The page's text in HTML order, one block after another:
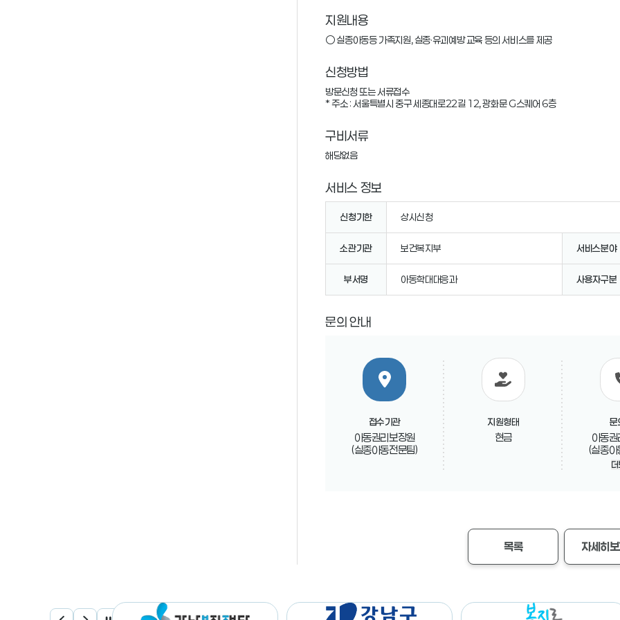
지원내용
○ 실종아동등 가족지원, 실종·유괴예방 교육 등의 서비스를 제공
신청방법
방문신청 또는 서류접수
* 주소 : 서울특별시 중구 세종대로22길 12, 광화문 G스퀘어 6층
구비서류
해당없음
서비스 정보
신청기한 상시신청
소관기관 보건복지부 서비스분야
부서명 아동학대대응과 사용자구분
문의 안내
접수기관
아동권리보장원
(실종아동전문팀)
지원형태
현금
문
아동
(실종아
02- 더
목록 자세히보